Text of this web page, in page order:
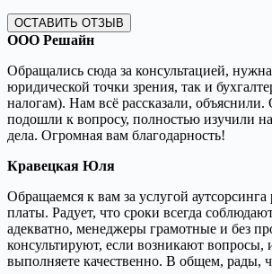
ОСТАВИТЬ ОТЗЫВ
ООО Решайн
Обращались сюда за консультацией,
юридической точки зрения, так и
налогам). Нам всё рассказали, объяснили.
подошли к вопросу, полностью изучили
дела. Огромная вам благодарность!
Кравецкая Юля
Обращаемся к вам за услугой аутсорсинга
платы. Радует, что сроки всегда
адекватно, менеджеры грамотные и без
консультируют, если возникают вопросы,
выполняете качественно. В общем, рады,